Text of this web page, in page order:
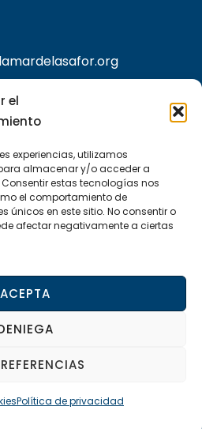
el
experiencias, utilizamos
almacenar y/o acceder a
estas tecnologías nos
el comportamiento de
únicos en este sitio. No consentir o
afectar negativamente a ciertas
ACEPTA
Política de privacidad
de Guardamar de la